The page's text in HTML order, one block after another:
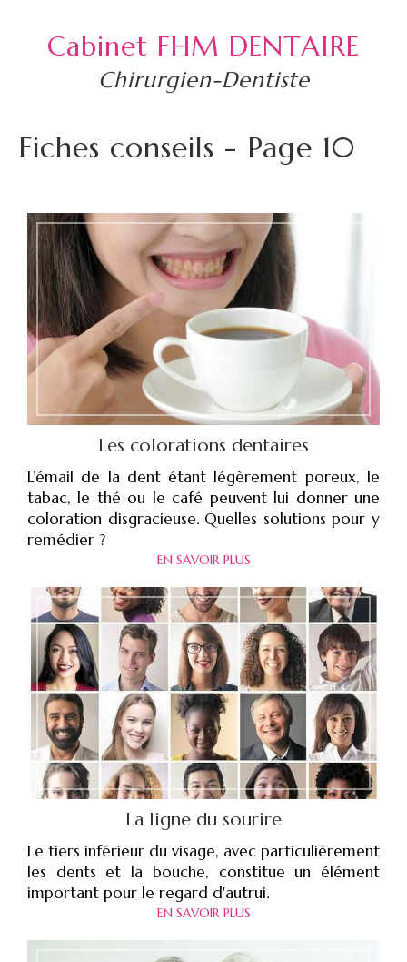
Cabinet FHM DENTAIRE
Chirurgien-Dentiste
Fiches conseils - Page 10
Les colorations dentaires
L’émail de la dent étant légèrement poreux, le
tabac, le thé ou le café peuvent lui donner une
coloration disgracieuse. Quelles solutions pour y
remédier ?
EN SAVOIR PLUS
La ligne du sourire
Le tiers inférieur du visage, avec particulièrement
les dents et la bouche, constitue un élément
important pour le regard d'autrui.
EN SAVOIR PLUS